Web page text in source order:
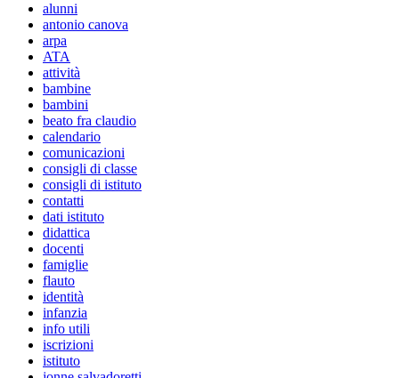
alunni
antonio canova
arpa
ATA
attività
bambine
bambini
beato fra claudio
calendario
comunicazioni
consigli di classe
consigli di istituto
contatti
dati istituto
didattica
docenti
famiglie
flauto
identità
infanzia
info utili
iscrizioni
istituto